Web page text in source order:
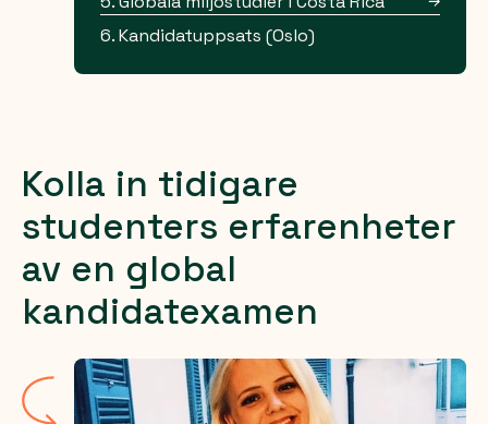
6. Kandidatuppsats (Oslo)
Kolla in tidigare
studenters erfarenheter
av en global
kandidatexamen